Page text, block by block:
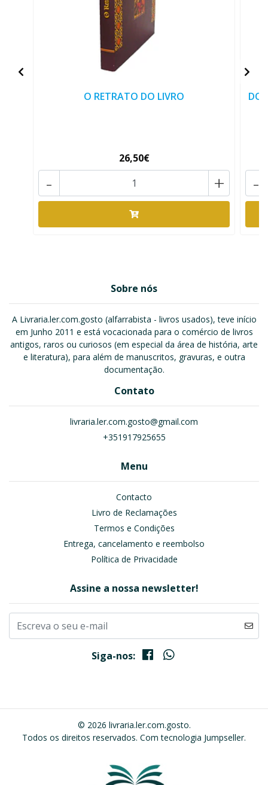
O RETRATO DO LIVRO
26,50€
+
- -
Sobre nós
A Livraria.ler.com.gosto (alfarrabista - livros usados), teve início
em Junho 2011 e está vocacionada para o comércio de livros
antigos, raros ou curiosos (em especial da área de história, arte
e literatura), para além de manuscritos, gravuras, e outra
documentação.
Contato
livraria.ler.com.gosto@gmail.com
+351917925655
Menu
Contacto
Livro de Reclamações
Termos e Condições
Entrega, cancelamento e reembolso
Política de Privacidade
Assine a nossa newsletter!
Siga-nos:
© 2026 livraria.ler.com.gosto.
Todos os direitos reservados. Com tecnologia Jumpseller.